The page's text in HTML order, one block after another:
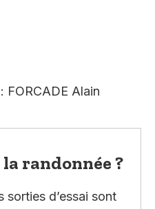
: FORCADE Alain
randonnée ?
sorties d’essai sont